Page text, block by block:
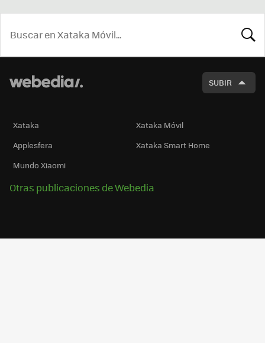
SUBIR
Xataka
Xataka Móvil
Applesfera
Xataka Smart Home
Mundo Xiaomi
Otras publicaciones de Webedia